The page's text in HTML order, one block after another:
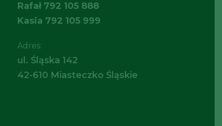
Rafał 792 105 888
Kasia 792 105 999
Adres:
ul. Śląska 142
42-610 Miasteczko Śląskie